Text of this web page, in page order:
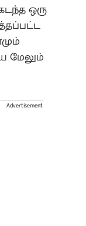
ஒரு
மேலும்
Advertisement